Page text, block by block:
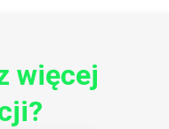
więcej